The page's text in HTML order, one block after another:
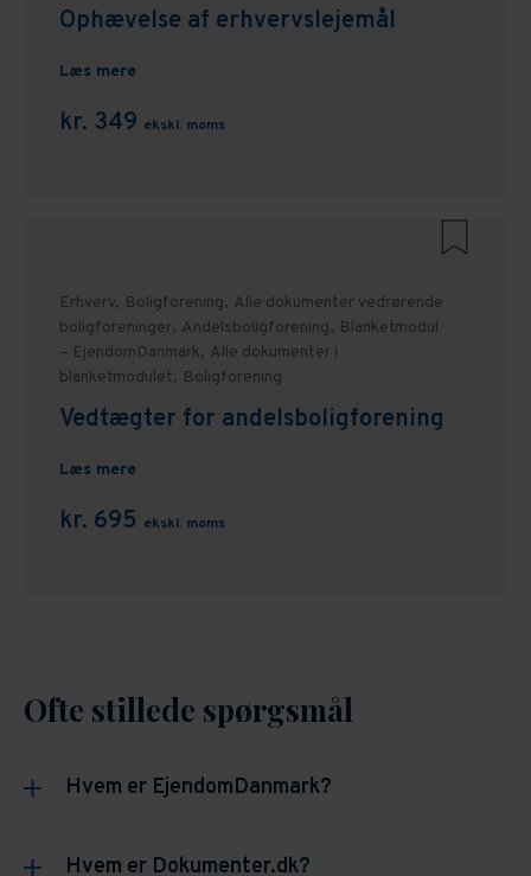
Ophævelse af erhvervslejemål
Læs mere
kr. 349 ekskl. moms
Erhverv, Boligforening, Alle dokumenter vedrørende
boligforeninger, Andelsboligforening, Blanketmodul
– EjendomDanmark, Alle dokumenter i
blanketmodulet, Boligforening
Vedtægter for andelsboligforening
Læs mere
kr. 695 ekskl. moms
Ofte stillede spørgsmål
Hvem er EjendomDanmark?
Hvem er Dokumenter.dk?